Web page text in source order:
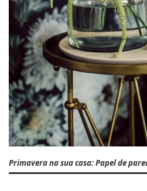
Primavera na sua casa: Papel de